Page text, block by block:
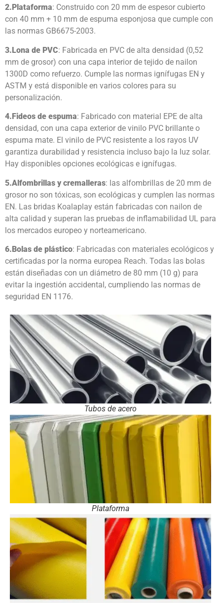
2. Plataforma: Construido con 20 mm de espesor cubierto
con 40 mm + 10 mm de espuma esponjosa que cumple con
las normas GB6675-2003.
3.Lona de PVC: Fabricada en PVC de alta densidad (0,52
mm de grosor) con una capa interior de tejido de nailon
1300D como refuerzo. Cumple las normas ignífugas EN y
ASTM y está disponible en varios colores para su
personalización.
4. Fideos de espuma: Fabricado con material EPE de alta
densidad, con una capa exterior de vinilo PVC brillante o
espuma mate. El vinilo de PVC resistente a los rayos UV
garantiza durabilidad y resistencia incluso bajo la luz solar.
Hay disponibles opciones ecológicas e ignífugas.
5.Alfombrillas y cremalleras: las alfombrillas de 20 mm de
grosor no son tóxicas, son ecológicas y cumplen las normas
EN. Las bridas Koalaplay están fabricadas con nailon de
alta calidad y superan las pruebas de inflamabilidad UL para
los mercados europeo y norteamericano.
6.Bolas de plástico: Fabricadas con materiales ecológicos y
certificadas por la norma europea Reach. Todas las bolas
están diseñadas con un diámetro de 80 mm (10 g) para
evitar la ingestión accidental, cumpliendo las normas de
seguridad EN 1176.
Tubos de acero
Plataforma